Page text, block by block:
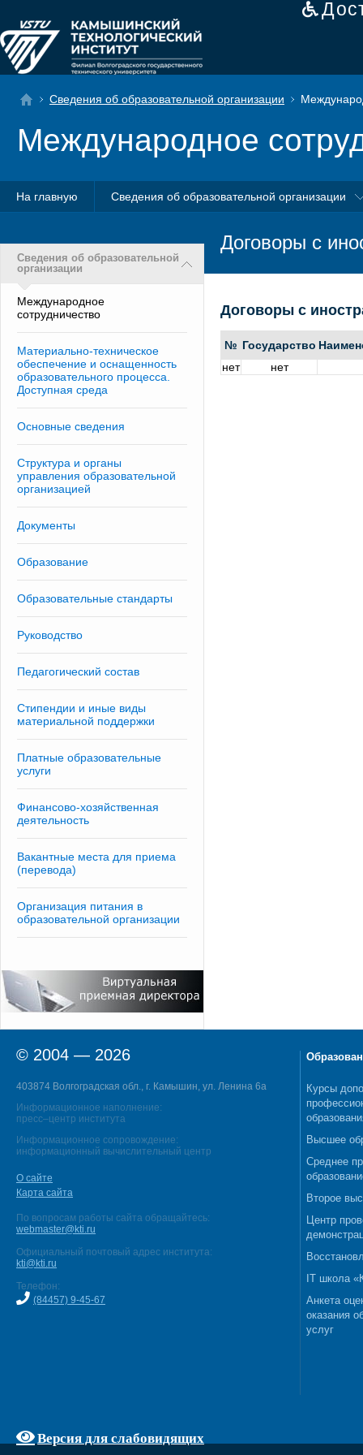
Сведения об образовательной организации
Международное
На главную Сведения об образовательной организации
Сведения об образовательной
организации
Международное
сотрудничество
Материально-техническое
обеспечение и оснащенность
образовательного процесса.
Доступная среда
Основные сведения
Структура и органы
управления образовательной
организацией
Документы
Образование
Образовательные стандарты
Руководство
Педагогический состав
Стипендии и иные виды
материальной поддержки
Платные образовательные
услуги
Финансово-хозяйственная
деятельность
Вакантные места для приема
(перевода)
Организация питания в
образовательной организации
Договоры с
Договоры с
№ Государство
нет
нет
© 2004 — 2026
403874 Волгоградская обл., г. Камышин, ул. Ленина 6а
Информационное наполнение:
пресс–центр института
Информационное сопровождение:
информационный вычислительный центр
О сайте
Карта сайта
По вопросам работы сайта обращайтесь:
webmaster@kti.ru
Официальный почтовый адрес института:
kti@kti.ru
Телефон:
(84457) 9-45-67
Версия для слабовидящих
Курсы
Высшее
Среднее
Второе
Центр
IT школа
Анкета
оказания
услуг